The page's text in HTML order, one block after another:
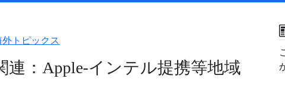
トピックス
連：Apple-インテル提携等地域